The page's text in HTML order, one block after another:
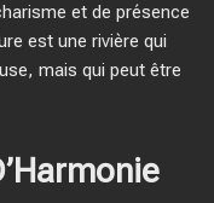
et de présence
est une rivière qui
mais qui peut être